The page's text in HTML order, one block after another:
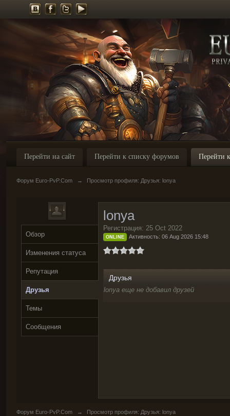
Перейти на сайт Перейти к списку форумов Перейти
Форум Euro-PvP.Com → Просмотр профиля: Друзья: lonya
Обзор
Изменения статуса
Репутация
Друзья
Темы
Сообщения
lonya
Регистрация: 25 Oct 2022
ONLINE Активность: 06 Aug 2026 15:48
Друзья
lonya еще не добавил друзей
Форум Euro-PvP.Com → Просмотр профиля: Друзья: lonya